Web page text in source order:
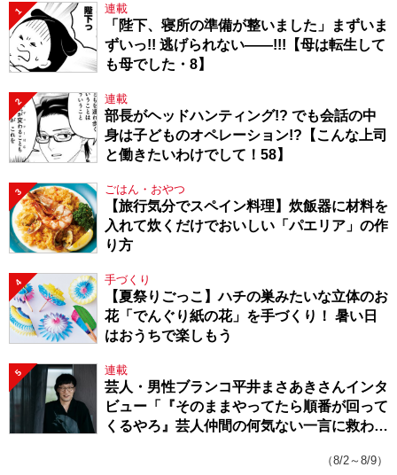
1 連載
「陛下、寝所の準備が整いました」まずいま
ずいっ!! 逃げられない――!!!【母は転生して
も母でした・8】
2 連載
部長がヘッドハンティング!? でも会話の中
身は子どものオペレーション!?【こんな上司
と働きたいわけでして！58】
3 ごはん・おやつ
【旅行気分でスペイン料理】炊飯器に材料を
入れて炊くだけでおいしい「パエリア」の作
り方
4 手づくり
【夏祭りごっこ】ハチの巣みたいな立体のお
花「でんぐり紙の花」を手づくり！ 暑い日
はおうちで楽しもう
5 連載
芸人・男性ブランコ平井まさあきさんインタ
ビュー「『そのままやってたら順番が回って
くるやろ』芸人仲間の何気ない一言に救われ
（8/2～8/9）